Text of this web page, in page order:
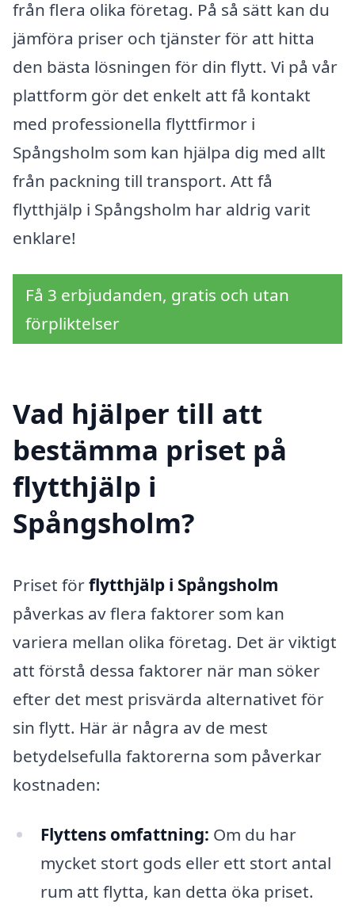
från flera olika företag. På så sätt kan du
jämföra priser och tjänster för att hitta
den bästa lösningen för din flytt. Vi på vår
plattform gör det enkelt att få kontakt
med professionella flyttfirmor i
Spångsholm som kan hjälpa dig med allt
från packning till transport. Att få
flytthjälp i Spångsholm har aldrig varit
enklare!
Få 3 erbjudanden, gratis och utan
förpliktelser
Vad hjälper till att
bestämma priset på
flytthjälp i
Spångsholm?
Priset förflytthjälp i Spångsholm
påverkas av flera faktorer som kan
variera mellan olika företag. Det är viktigt
att förstå dessa faktorer när man söker
efter det mest prisvärda alternativet för
sin flytt. Här är några av de mest
betydelsefulla faktorerna som påverkar
kostnaden:
Flyttens omfattning: Om du har
mycket stort gods eller ett stort antal
rum att flytta, kan detta öka priset.